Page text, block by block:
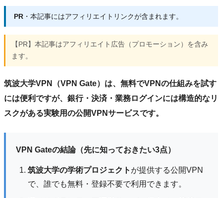
PR ・本記事にはアフィリエイトリンクが含まれます。
【PR】本記事はアフィリエイト広告（プロモーション）を含み
ます。
筑波大学VPN（VPN Gate）は、無料でVPNの仕組みを試す
には便利ですが、銀行・決済・業務ログインには構造的なリ
スクがある実験用の公開VPNサービスです。
VPN Gateの結論（先に知っておきたい3点）
筑波大学の学術プロジェクト が提供する公開VPN
で、誰でも無料・登録不要で利用できます。